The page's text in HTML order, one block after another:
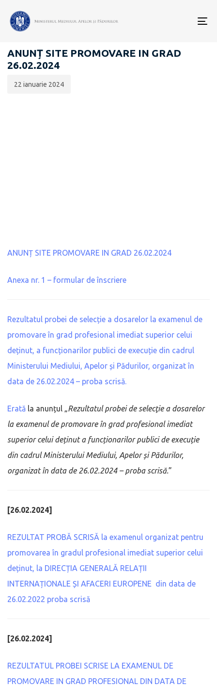
CARIERĂ
ANUNȚ SITE PROMOVARE IN GRAD
26.02.2024
publicării:
22 ianuarie 2024
ANUNȚ SITE PROMOVARE IN GRAD 26.02.2024
Anexa nr. 1 – formular de înscriere
Rezultatul probei de selecție a dosarelor la examenul de
promovare în grad profesional imediat superior celui
deținut, a funcționarilor publici de execuție din cadrul
Ministerului Mediului, Apelor și Pădurilor, organizat în
data de 26.02.2024 – proba scrisă.
Erată la anunțul „Rezultatul probei de selecţie a dosarelor
la examenul de promovare în grad profesional imediat
superior celui deținut a funcționarilor publici de execuție
din cadrul Ministerului Mediului, Apelor și Pădurilor,
organizat în data de 26.02.2024 – proba scrisă.”
[26.02.2024]
REZULTAT PROBĂ SCRISĂ la examenul organizat pentru
promovarea în gradul profesional imediat superior celui
deținut, la DIRECȚIA GENERALĂ RELAȚII
INTERNAȚIONALE ȘI AFACERI EUROPENE din data de
26.02.2022 proba scrisă
[26.02.2024]
REZULTATUL PROBEI SCRISE LA EXAMENUL DE
PROMOVARE IN GRAD PROFESIONAL DIN DATA DE